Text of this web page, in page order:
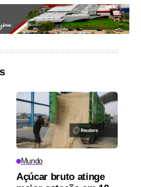
Mundo
Açúcar bruto atinge